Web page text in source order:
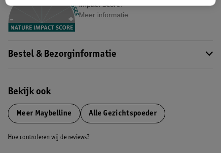
Impact Score.
Meer informatie
Bestel & Bezorginformatie
Bekijk ook
Meer Maybelline Alle Gezichtspoeder
Hoe controleren wij de reviews?